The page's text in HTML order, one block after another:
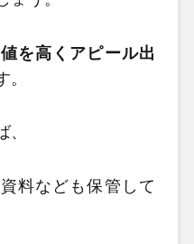
を高くアピール出
。
料なども保管して